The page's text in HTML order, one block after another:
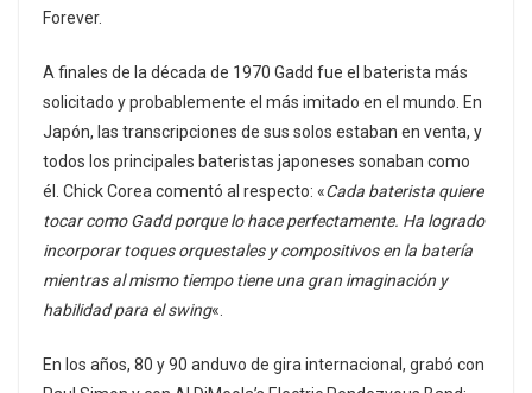
Forever.
A finales de la década de 1970 Gadd fue el baterista más
solicitado y probablemente el más imitado en el mundo. En
Japón, las transcripciones de sus solos estaban en venta, y
todos los principales bateristas japoneses sonaban como
él. Chick Corea comentó al respecto: «Cada baterista quiere
tocar como Gadd porque lo hace perfectamente. Ha logrado
incorporar toques orquestales y compositivos en la batería
mientras al mismo tiempo tiene una gran imaginación y
habilidad para el swing«.
En los años, 80 y 90 anduvo de gira internacional, grabó con